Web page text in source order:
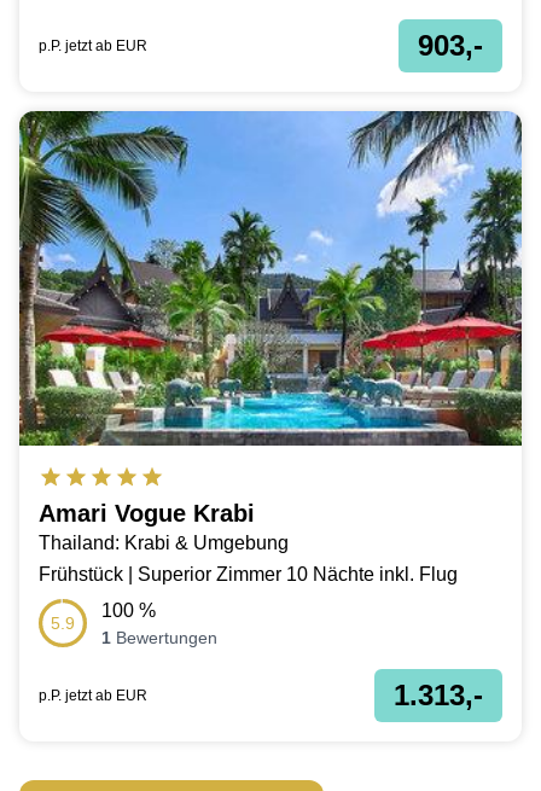
p.P. jetzt ab EUR 903,-
Amari Vogue Krabi
Thailand: Krabi & Umgebung
Frühstück | Superior Zimmer 10 Nächte inkl. Flug
5.9
100 %
1 Bewertungen
p.P. jetzt ab EUR 1.313,-